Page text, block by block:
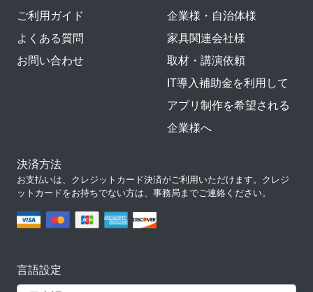
ご利用ガイド
よくある質問
お問い合わせ
企業様・自治体様
家具関連会社様
取材・講演依頼
IT導入補助金を利用して
アプリ制作を希望される
企業様へ
決済方法
お支払いは、クレジットカード決済がご利用いただけます。クレジ
ットカードをお持ちでない方は、事務局までご連絡ください。
言語設定